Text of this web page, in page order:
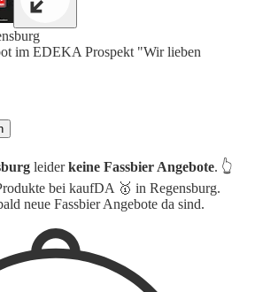
im EDEKA Prospekt "Wir lieben
leiderkeine Fassbier Angebote. 👆
bei kaufDA 🥇 in Regensburg.
neue Fassbier Angebote da sind.